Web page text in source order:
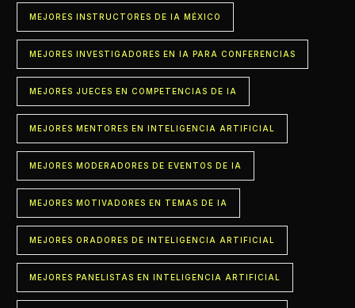
MEJORES INSTRUCTORES DE IA MÉXICO
MEJORES INVESTIGADORES EN IA PARA CONFERENCIAS
MEJORES JUECES EN COMPETENCIAS DE IA
MEJORES MENTORES EN INTELIGENCIA ARTIFICIAL
MEJORES MODERADORES DE EVENTOS DE IA
MEJORES MOTIVADORES EN TEMAS DE IA
MEJORES ORADORES DE INTELIGENCIA ARTIFICIAL
MEJORES PANELISTAS EN INTELIGENCIA ARTIFICIAL